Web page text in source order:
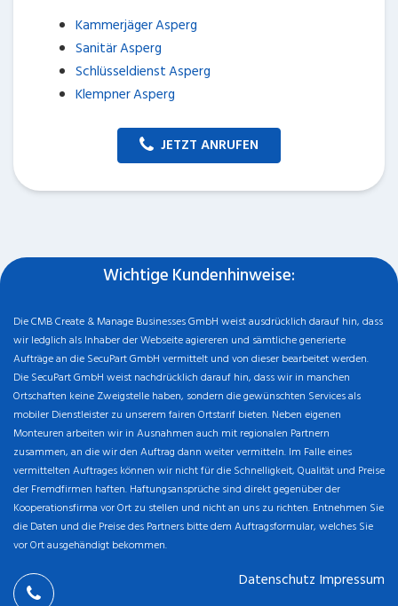
Kammerjäger Asperg
Sanitär Asperg
Schlüsseldienst Asperg
Klempner Asperg
JETZT ANRUFEN
Wichtige Kundenhinweise:
Die CMB Create & Manage Businesses GmbH weist ausdrücklich darauf hin, dass
wir ledglich als Inhaber der Webseite agiereren und sämtliche generierte
Aufträge an die SecuPart GmbH vermittelt und von dieser bearbeitet werden.
Die SecuPart GmbH weist nachdrücklich darauf hin, dass wir in manchen
Ortschaften keine Zweigstelle haben, sondern die gewünschten Services als
mobiler Dienstleister zu unserem fairen Ortstarif bieten. Neben eigenen
Monteuren arbeiten wir in Ausnahmen auch mit regionalen Partnern
zusammen, an die wir den Auftrag dann weiter vermitteln. Im Falle eines
vermittelten Auftrages können wir nicht für die Schnelligkeit, Qualität und Preise
der Fremdfirmen haften. Haftungsansprüche sind direkt gegenüber der
Kooperationsfirma vor Ort zu stellen und nicht an uns zu richten. Entnehmen Sie
die Daten und die Preise des Partners bitte dem Auftragsformular, welches Sie
vor Ort ausgehändigt bekommen.
Datenschutz Impressum